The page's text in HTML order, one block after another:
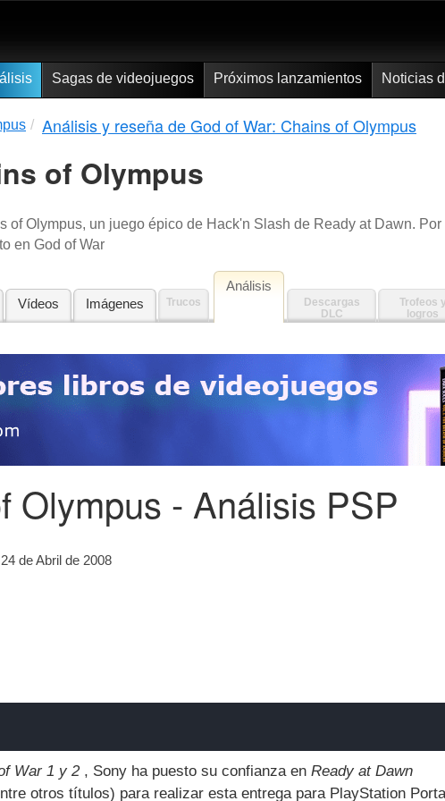
Sagas de videojuegos Próximos lanzamientos Noticias
Análisis y reseña de God of War: Chains of Olympus
of Olympus
of Olympus, un juego épico de Hack'n Slash de Ready at Dawn. Por
en God of War
Vídeos Imágenes Trucos
Análisis
Descargas
DLC
Trofeos
logros
Olympus - Análisis PSP
24 de Abril de 2008
War 1 y 2, Sony ha puesto su confianza en Ready at Dawn
otros títulos) para realizar esta entrega para PlayStation